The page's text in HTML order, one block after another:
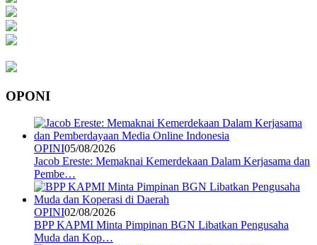
OPONI
OPINI05/08/2026
Jacob Ereste: Memaknai Kemerdekaan Dalam Kerjasama dan
Pembe…
OPINI02/08/2026
BPP KAPMI Minta Pimpinan BGN Libatkan Pengusaha
Muda dan Kop…